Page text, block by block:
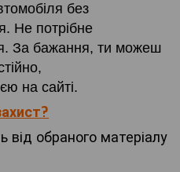
без
. Не потрібне
За бажання, ти можеш
на сайті.
обраного матеріалу